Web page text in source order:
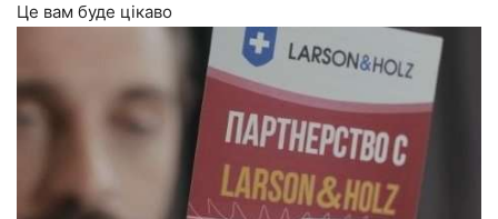
Це вам буде цікаво